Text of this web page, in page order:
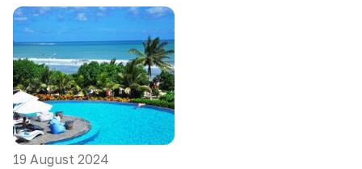
19 August 2024